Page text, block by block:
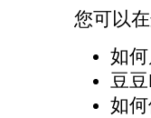
您可以
如
豆
如